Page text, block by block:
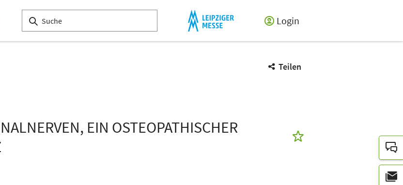
Login
Teilen
EIN OSTEOPATHISCHER